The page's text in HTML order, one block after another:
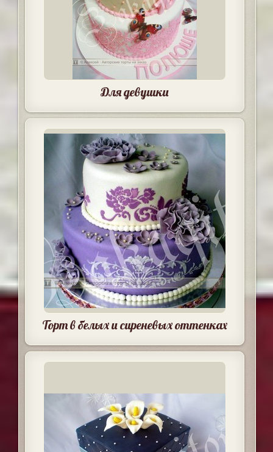
Для девушки
Торт в белых и сиреневых оттенках